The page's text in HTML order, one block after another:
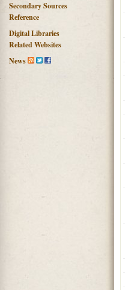
Secondary Sources
Reference
Digital Libraries
Related Websites
News